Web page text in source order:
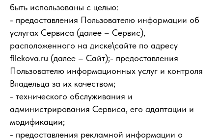
быть использованы с целью:
- предоставления Пользователю информации об
услугах Сервиса (далее – Сервис),
расположенного на диске\сайте по адресу
filekova.ru (далее – Сайт);- предоставления
Пользователю информационных услуг и контроля
Владельца за их качеством;
- технического обслуживания и
администрирования Сервиса, его адаптации и
модификации;
- предоставления рекламной информации о